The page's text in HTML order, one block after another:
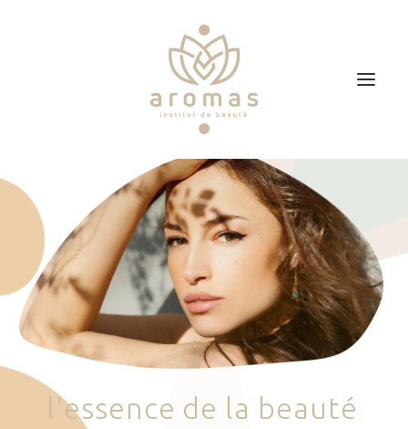
Soins
Je veux faire un bon cadeau
Plan d’accès
Prendre RDV
'essence de la beauté